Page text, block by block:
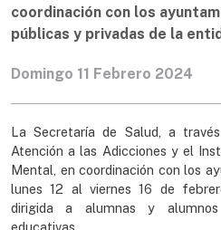
coordinación con los
públicas y privadas de la
Domingo 11 Febrero 2024
La Secretaría de Salud, a
Atención a las Adicciones y el
Mental, en coordinación con los
lunes 12 al viernes 16 de
dirigida a alumnas y
educativas.